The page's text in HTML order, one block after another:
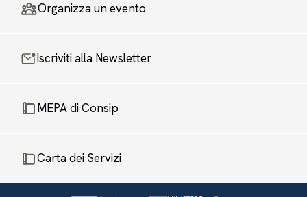
Organizza un evento
Iscriviti alla Newsletter
MEPA di Consip
Carta dei Servizi